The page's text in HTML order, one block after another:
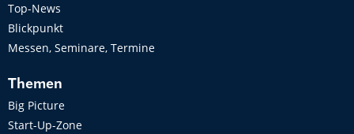
Top-News
Blickpunkt
Messen, Seminare, Termine
Themen
Big Picture
Start-Up-Zone